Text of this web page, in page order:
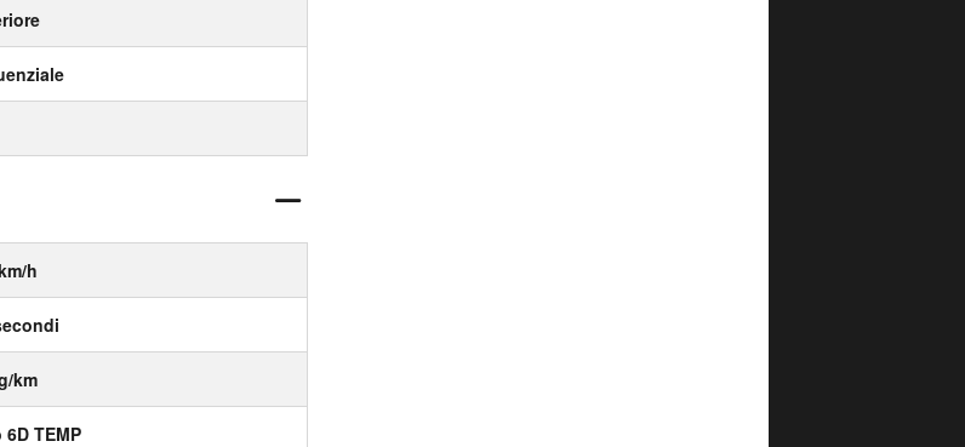
h
km
6D TEMP